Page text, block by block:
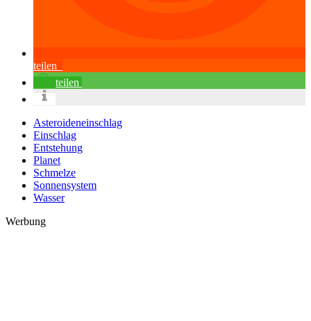
teilen
teilen
Asteroideneinschlag
Einschlag
Entstehung
Planet
Schmelze
Sonnensystem
Wasser
Werbung